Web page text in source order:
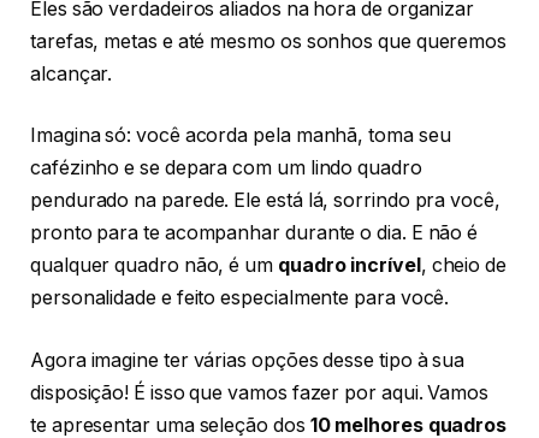
Eles são verdadeiros aliados na hora de organizar
tarefas, metas e até mesmo os sonhos que queremos
alcançar.
Imagina só: você acorda pela manhã, toma seu
cafézinho e se depara com um lindo quadro
pendurado na parede. Ele está lá, sorrindo pra você,
pronto para te acompanhar durante o dia. E não é
qualquer quadro não, é um quadro incrível, cheio de
personalidade e feito especialmente para você.
Agora imagine ter várias opções desse tipo à sua
disposição! É isso que vamos fazer por aqui. Vamos
te apresentar uma seleção dos 10 melhores quadros